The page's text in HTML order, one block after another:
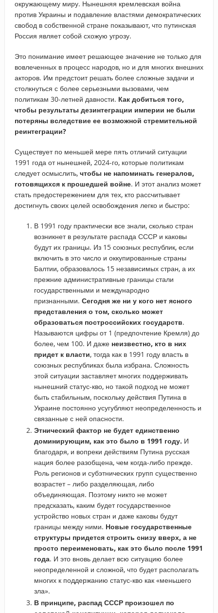
окружающему миру. Нынешняя кремлевская война
против Украины и подавление властями демократических
свобод в собственной стране показывают, что путинская
Россия являет собой схожую угрозу.
Это понимание имеет решающее значение не только для
вовлеченных в процесс народов, но и для многих внешних
акторов. Им предстоит решать более сложные задачи и
столкнуться с более серьезными вызовами, чем
политикам 30-летней давности. Как добиться того,
чтобы результаты дезинтеграции империи не были
потеряны вследствие ее возможной стремительной
реинтеграции?
Существует по меньшей мере пять отличий ситуации
1991 года от нынешней, 2024-го, которые политикам
следует осмыслить, чтобы не напоминать генералов,
готовящихся к прошедшей войне. И этот анализ может
стать предостережением для тех, кто рассчитывает
достигнуть своих целей освобождения легко и быстро:
В 1991 году практически все знали, сколько стран
возникнет в результате распада СССР и каковы
будут их границы. Из 15 союзных республик, если
включить в это число и оккупированные страны
Балтии, образовалось 15 независимых стран, а их
прежние административные границы стали
государственными и международно
признанными. Сегодня же ни у кого нет ясного
представления о том, сколько может
образоваться построссийских государств.
Называются цифры от 1 (предпочтение Кремля) до
более, чем 100. И даже неизвестно, кто в них
придет к власти, тогда как в 1991 году власть в
союзных республиках была избрана. Сложность
этой ситуации заставляет многих поддерживать
нынешний статус-кво, но такой подход не может
быть стабильным, поскольку действия Путина в
Украине постоянно усугубляют неопределенность и
связанные с ней опасности.
Этнический фактор не будет единственно
доминирующим, как это было в 1991 году. И
благодаря, и вопреки действиям Путина русская
нация более разобщена, чем когда-либо прежде.
Роль регионов и субэтнических групп существенно
возрастет – либо разделяющая, либо
объединяющая. Поэтому никто не может
предсказать, каким будет государственное
устройство новых стран и даже каковы будут
границы между ними. Новые государственные
структуры придется строить снизу вверх, а не
просто переименовать, как это было после 1991
года. И это вновь делает всю ситуацию более
неопределенной и сложной, что будет располагать
многих к поддержанию статус-кво как «меньшего
зла».
В принципе, распад СССР произошел по